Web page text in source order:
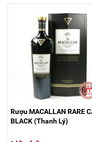
Rượu MACALLAN RARE
BLACK (Thanh Lý)